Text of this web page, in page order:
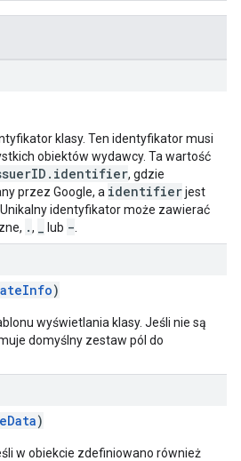
klasy. Ten identyfikator musi
obiektów wydawcy. Ta wartość
, gdzie
przez Google, a identifierjest
identyfikator może zawierać
., lub -
)
wyświetlania klasy. Jeśli nie są
domyślny zestaw pól do
)
w obiekcie zdefiniowano również